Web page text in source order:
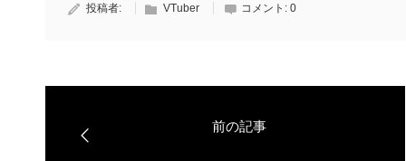
投稿者: VTuber コメント: 0